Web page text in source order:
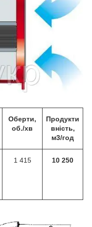
Оберти,
об./хв
Продукти
вність,
м3/год
1 415 10 250